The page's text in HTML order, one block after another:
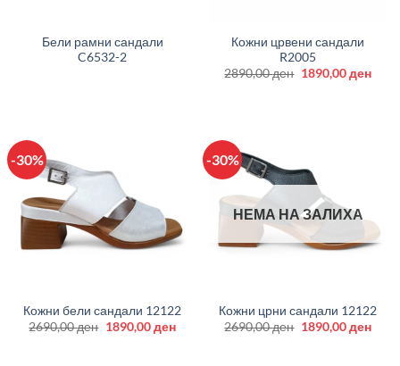
Бели рамни сандали
C6532-2
Кожни црвени сандали
R2005
2890,00ден Original
1890,00ден
-30%
Кожни бели сандали 12122
2690,00ден Original
1890,00денCurrent
-30%
НЕМА НА ЗАЛИХА
Кожни црни сандали 12122
2690,00ден Original
1890,00ден